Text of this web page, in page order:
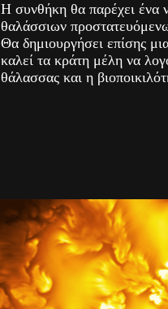
Η συνθήκη θα παρέχει ένα
θαλάσσιων
Θα δημιουργήσει επίσης
καλεί τα κράτη μέλη να
θάλασσας και η